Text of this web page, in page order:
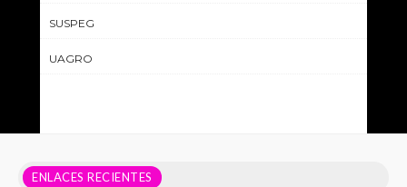
SUSPEG
UAGRO
ENLACES RECIENTES